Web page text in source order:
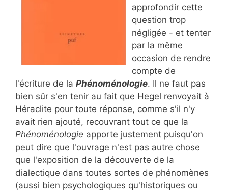
approfondir cette
question trop
négligée - et tenter
par la même
occasion de rendre
compte de
l'écriture de la Phénoménologie. Il ne faut pas
bien sûr s'en tenir au fait que Hegel renvoyait à
Héraclite pour toute réponse, comme s'il n'y
avait rien ajouté, recouvrant tout ce que la
Phénoménologie apporte justement puisqu'on
peut dire que l'ouvrage n'est pas autre chose
que l'exposition de la découverte de la
dialectique dans toutes sortes de phénomènes
(aussi bien psychologiques qu'historiques ou